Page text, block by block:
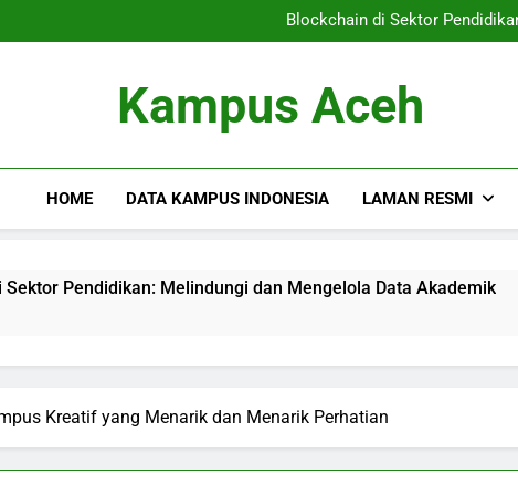
Blockchain di Sektor
Mengetahui Akreditasi
Blockchain di Sektor
Mengetahui Akreditasi
Kampus Aceh
HOME DATA KAMPUS INDONESIA LAMAN RESMI
Melindungi dan Mengelola Data Akademik
Kreatif yang Menarik dan Menarik Perhatian